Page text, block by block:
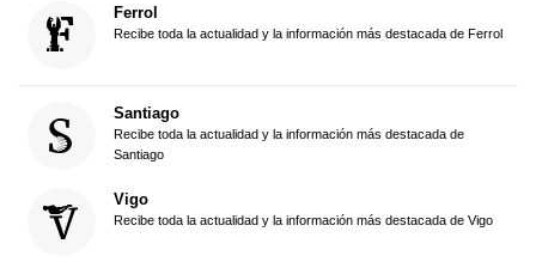
Ferrol
Recibe toda la actualidad y la información más destacada de Ferrol
Santiago
Recibe toda la actualidad y la información más destacada de
Santiago
Vigo
Recibe toda la actualidad y la información más destacada de Vigo